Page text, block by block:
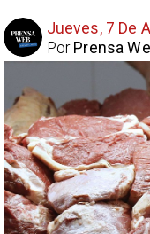
Jueves, 7 De
Prensa
Por